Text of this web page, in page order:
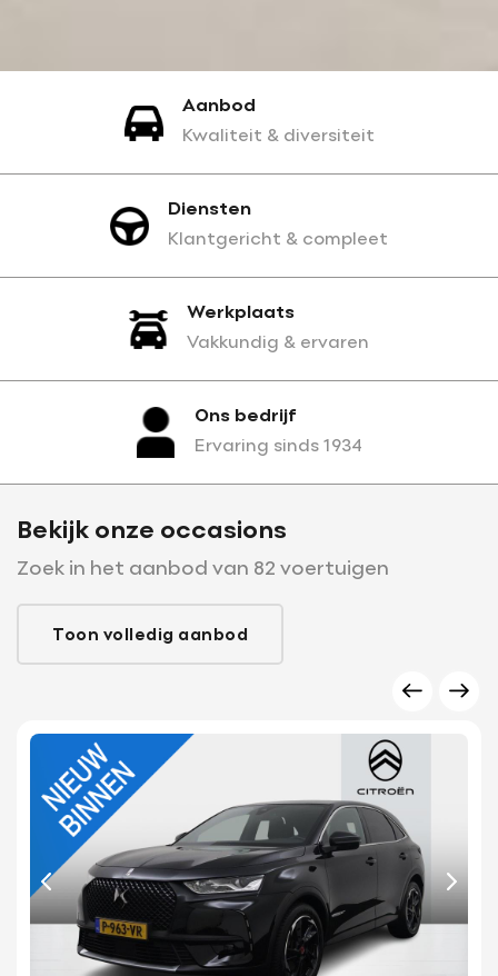
Aanbod
Kwaliteit & diversiteit
Diensten
Klantgericht & compleet
Werkplaats
Vakkundig & ervaren
Ons bedrijf
Ervaring sinds 1934
Bekijk onze occasions
Zoek in het aanbod van 82 voertuigen
Toon volledig aanbod